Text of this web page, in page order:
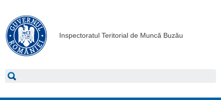
Inspectoratul Teritorial de Muncă Buzău